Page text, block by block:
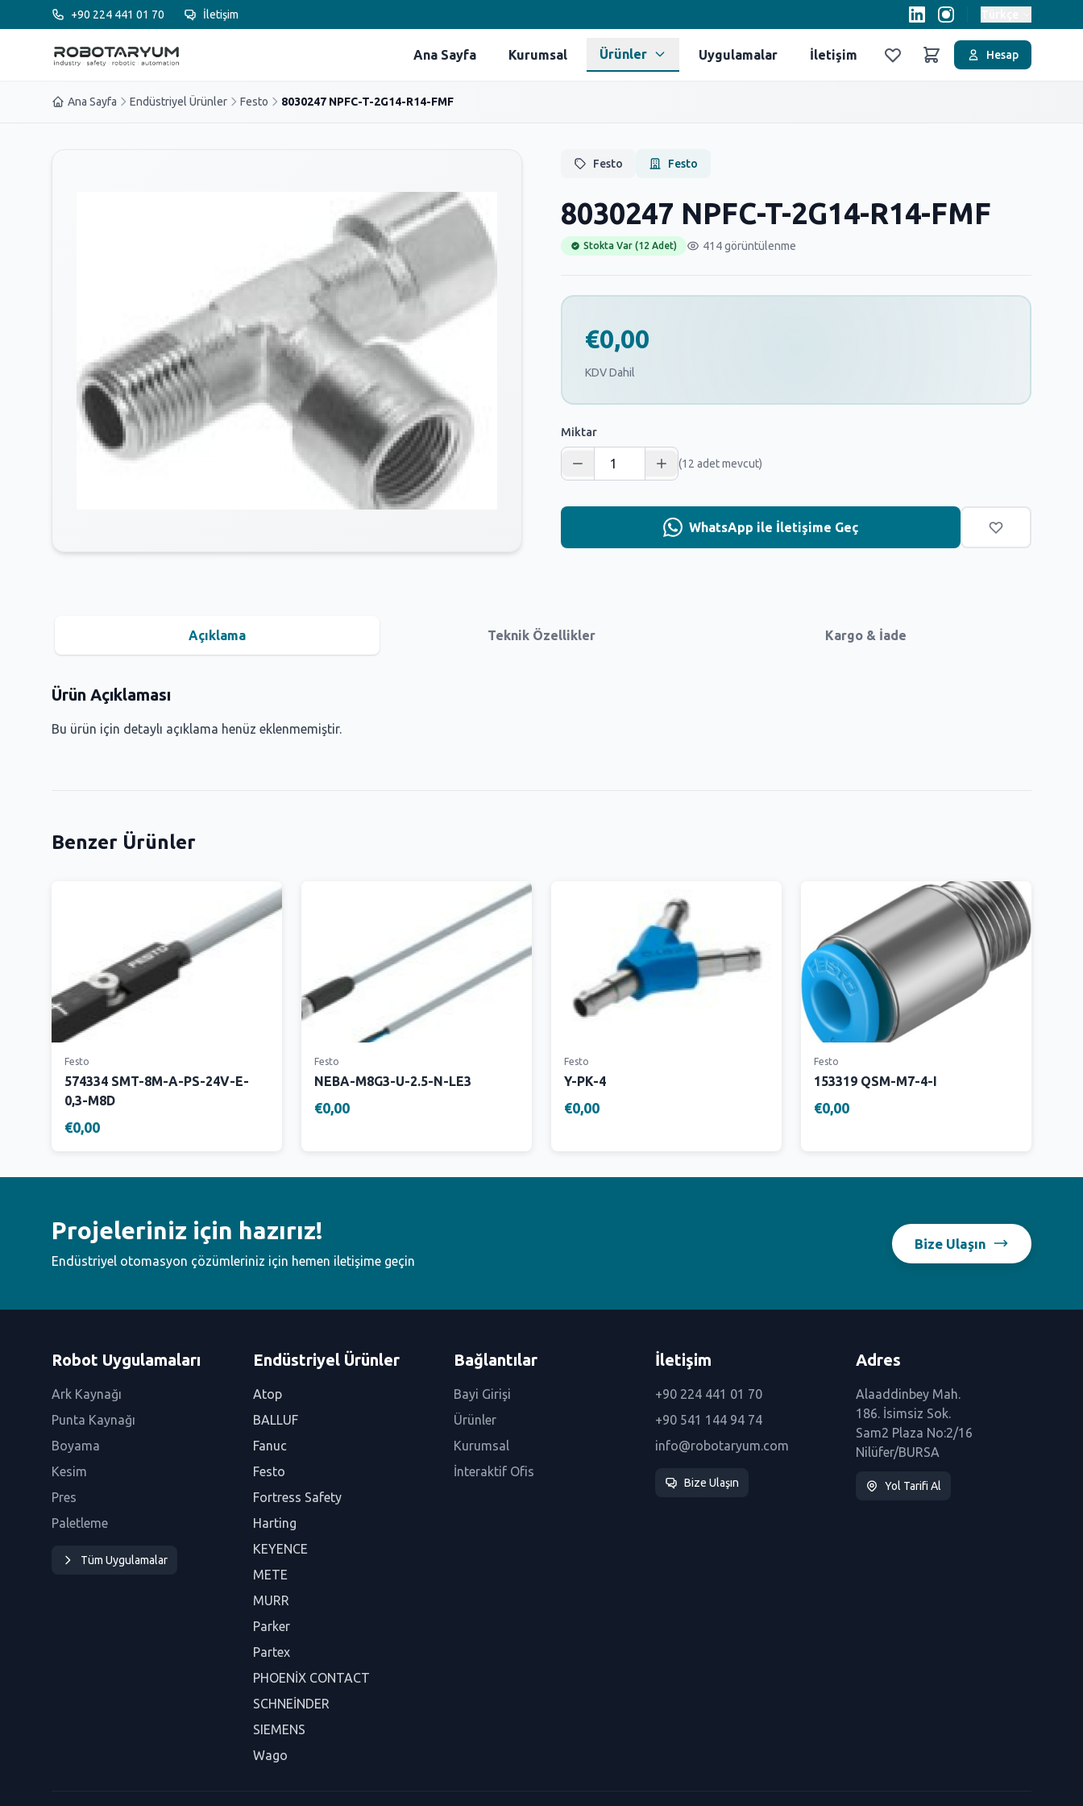
Ana içeriğe geç+90 224 441 01 70 İletişim
Ana Sayfa Kurumsal Ürünler Uygulamalar İletişim
FavorilerSepet
Hesap
Ana Sayfa Endüstriyel Ürünler Festo 8030247 NPFC-T-2G14-R14-FMF
Festo Festo
8030247 NPFC-T-2G14-R14-FMF
Stokta Var (12 Adet) 414 görüntülenme
€0,00
KDV Dahil
Miktar
(12 adet mevcut)
WhatsApp ile İletişime Geç
Açıklama Teknik Özellikler Kargo & İade
Ürün Açıklaması
Bu ürün için detaylı açıklama henüz eklenmemiştir.
Benzer Ürünler
Festo
574334 SMT-8M-A-PS-24V-E-
0,3-M8D
€0,00
Festo
NEBA-M8G3-U-2.5-N-LE3
€0,00
Festo
Y-PK-4
€0,00
Festo
153319 QSM-M7-4-I
€0,00
Projeleriniz için hazırız!
Endüstriyel otomasyon çözümleriniz için hemen iletişime geçin
Bize Ulaşın
Robot Uygulamaları
Ark Kaynağı
Punta Kaynağı
Boyama
Kesim
Pres
Paletleme
Tüm Uygulamalar
Endüstriyel Ürünler
Atop
BALLUF
Fanuc
Festo
Fortress Safety
Harting
KEYENCE
METE
MURR
Parker
Partex
PHOENİX CONTACT
SCHNEİNDER
SIEMENS
Wago
Bağlantılar
Bayi Girişi
Ürünler
Kurumsal
İnteraktif Ofis
İletişim
+90 224 441 01 70
+90 541 144 94 74
info@robotaryum.com
Bize Ulaşın
Adres
Alaaddinbey Mah.
186. İsimsiz Sok.
Sam2 Plaza No:2/16
Nilüfer/BURSA
Yol Tarifi Al